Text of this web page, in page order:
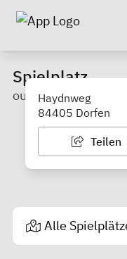
Spielplatz
outdoorHaydnweg
84405 Dorfen
Teilen
Alle